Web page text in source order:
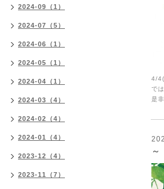
4/
で
是
～
2024-09（1）
2024-07（5）
2024-06（1）
2024-05（1）
2024-04（1）
2024-03（4）
2024-02（4）
2024-01（4）
2023-12（4）
2023-11（7）